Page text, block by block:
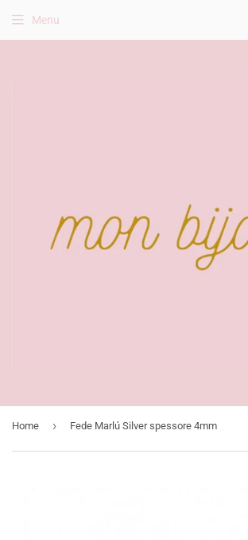
Menu
Home › Fede Marlú Silver spessore 4mm